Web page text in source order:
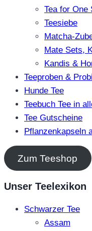
Tea for One
Teesiebe
Matcha-
Mate Sets,
Kandis &
Teeproben &
Hunde Tee
Teebuch Tee in
Tee Gutscheine
Pflanzenkapseln
Zum Teeshop
Unser Teelexikon
Schwarzer Tee
Assam